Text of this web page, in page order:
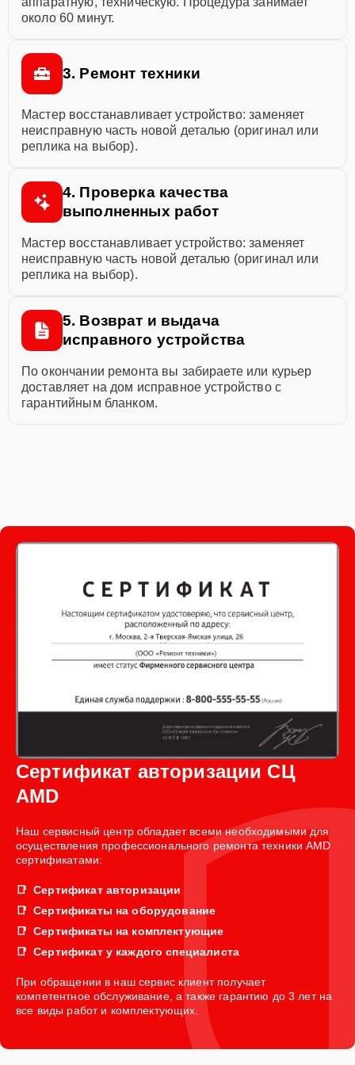
около 60 минут.
3. Ремонт техники
Мастер восстанавливает устройство: заменяет
неисправную часть новой деталью (оригинал или
реплика на выбор).
4. Проверка качества
выполненных работ
Мастер восстанавливает устройство: заменяет
неисправную часть новой деталью (оригинал или
реплика на выбор).
5. Возврат и выдача
исправного устройства
По окончании ремонта вы забираете или курьер
доставляет на дом исправное устройство с
гарантийным бланком.
Сертификат авторизации СЦ
AMD
Наш сервисный центр обладает всеми необходимыми для
осуществления профессионального ремонта техники AMD
сертификатами:
Сертификат авторизации
Сертификаты на оборудование
Сертификаты на комплектующие
Сертификат у каждого специалиста
При обращении в наш сервис клиент получает
компетентное обслуживание, а также гарантию до 3 лет на
все виды работ и комплектующих.